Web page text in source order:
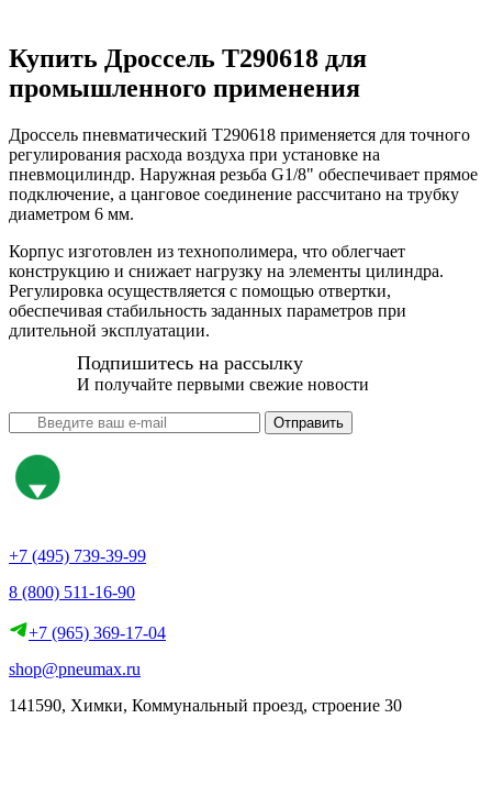
Купить Дроссель T290618 для
промышленного применения
Дроссель пневматический T290618 применяется для точного
регулирования расхода воздуха при установке на
пневмоцилиндр. Наружная резьба G1/8" обеспечивает прямое
подключение, а цанговое соединение рассчитано на трубку
диаметром 6 мм.
Корпус изготовлен из технополимера, что облегчает
конструкцию и снижает нагрузку на элементы цилиндра.
Регулировка осуществляется с помощью отвертки,
обеспечивая стабильность заданных параметров при
длительной эксплуатации.
Подпишитесь на рассылку
И получайте первыми свежие новости
Отправить
+7 (495) 739-39-99
8 (800) 511-16-90
+7 (965) 369-17-04
shop@pneumax.ru
141590, Химки, Коммунальный проезд, строение 30